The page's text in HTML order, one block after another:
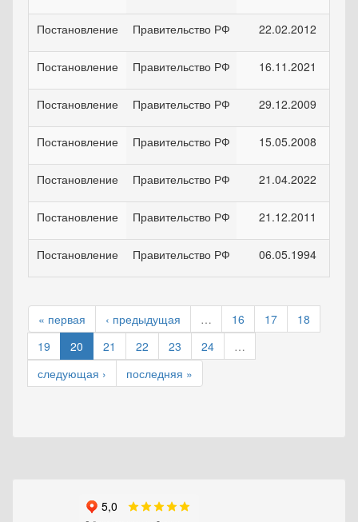
Постановление Правительство РФ 22.02.2012
Постановление Правительство РФ 16.11.2021
Постановление Правительство РФ 29.12.2009
Постановление Правительство РФ 15.05.2008
Постановление Правительство РФ 21.04.2022
Постановление Правительство РФ 21.12.2011
Постановление Правительство РФ 06.05.1994
« первая ‹ предыдущая … 16 17
18
19
20 21 22 23 24
…
следующая ›
последняя »